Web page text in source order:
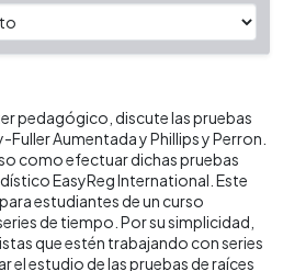
pedagógico, discute las pruebas
Aumentada y Phillips y Perron.
como efectuar dichas pruebas
EasyReg International. Este
estudiantes de un curso
de tiempo. Por su simplicidad,
que estén trabajando con series
el estudio de las pruebas de raíces